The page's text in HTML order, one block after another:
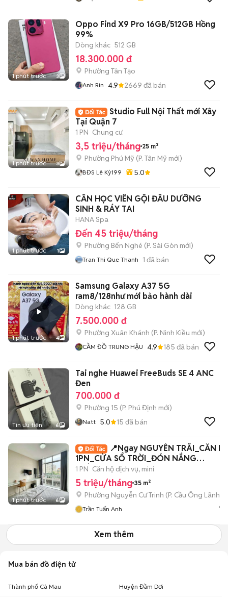
1 phút trước 3
Oppo Find X9 Pro 16GB/512GB Hồng
99%
Dòng khác 512 GB
18.300.000 đ
Phường Tân Tạo
Anh Rin 4.9 2669 đã bán
1 phút trước 3
Studio Full Nội Thất mới Xây
Tại Quận 7
1 PN Chung cư
3,5 triệu/tháng 25 m²
Phường Phú Mỹ (P. Tân Mỹ mới)
BĐS Lê Kỳ199 5.0
1 phút trước 1
CẦN HỌC VIÊN GỘI ĐẦU DƯỠNG
SINH & RÁY TAI
HANA Spa
Đến 45 triệu/tháng
Phường Bến Nghé (P. Sài Gòn mới)
Tran Thi Que Thanh 1 đã bán
1 phút trước 4
Samsung Galaxy A37 5G
ram8/128như mới bảo hành dài
Dòng khác 128 GB
7.500.000 đ
Phường Xuân Khánh (P. Ninh Kiều mới)
CẦM ĐỒ TRUNG HẬU 4.9 185 đã bán
Tin ưu tiên 6
Tai nghe Huawei FreeBuds SE 4 ANC
Đen
700.000 đ
Phường 15 (P. Phú Định mới)
Natt 5.0 15 đã bán
1 phút trước 6
📍Ngay NGUYỄN TRÃI_CĂN
1PN_CỬA SỔ TRỜI_ĐÓN NẮNG
GIÓ_FULL NT_NEW 100%
1 PN Căn hộ dịch vụ, mini
5 triệu/tháng 35 m²
Phường Nguyễn Cư Trinh (P. Cầu Ông Lãnh
Trần Tuấn Anh
Xem thêm
Mua bán đồ điện tử
Thành phố Cà Mau Huyện Đầm Dơi